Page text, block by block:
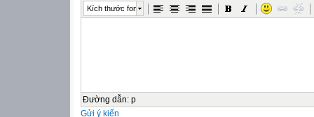
Kích thước font
Đường dẫn: p
Gửi ý kiến